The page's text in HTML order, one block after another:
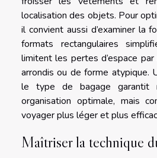
localisation des objets. Pour
il convient aussi d’examiner la
formats rectangulaires
limitent les pertes d’espace
arrondis ou de forme atypique.
le type de bagage garantit
organisation optimale, mais
voyager plus léger et plus
Maîtriser la technique